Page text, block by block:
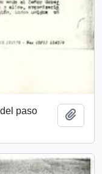
paso